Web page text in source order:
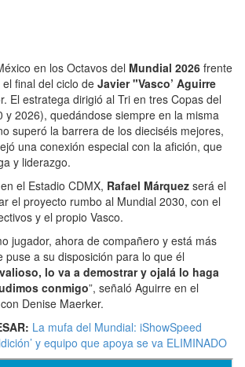
en los Octavos del Mundial 2026 frente
el final del ciclo de Javier"Vasco’ Aguirre
El estratega dirigió al Tri en tres Copas del
y 2026), quedándose siempre en la misma
superó la barrera de los dieciséis mejores,
una conexión especial con la afición, que
y liderazgo.
el Estadio CDMX, Rafael Márquez será el
el proyecto rumbo al Mundial 2030, con el
y el propio Vasco.
jugador, ahora de compañero y está más
puse a su disposición para lo que él
lo va a demostrar y ojalá lo haga
conmigo”, señaló Aguirre en el
con Denise Maerker.
La mufa del Mundial: iShowSpeed
y equipo que apoya se va ELIMINADO